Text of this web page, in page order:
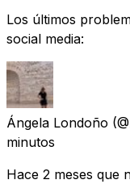
Los últimos
social media:
Ángela Londoño
minutos
Hace 2 meses que